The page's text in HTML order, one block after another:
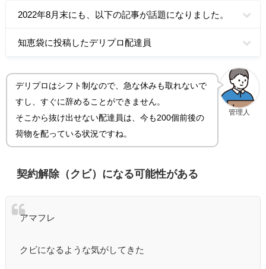
2022年8月末にも、以下の記事が話題になりました。
知恵袋に投稿したデリプロ配達員
管理人
デリプロはシフト制なので、急な休みも取れないで
すし、すぐに辞めることができません。
そこから抜け出せない配達員は、今も200個前後の
荷物を配っている状況ですね。
契約解除（クビ）になる可能性がある
アマフレ
クビになるような気がしてきた